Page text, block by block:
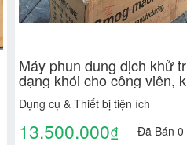
Máy phun dung dịch khử
dạng khói cho công viên,
công nghiệp, nhà xưởng
HK - 150SK nhập khẩu
Dụng cụ & Thiết bị tiện ích
13.500.000₫ Đã Bán 0